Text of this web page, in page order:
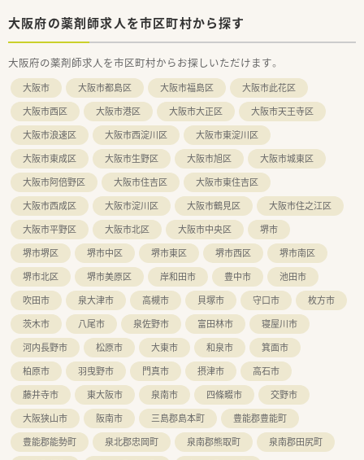
大阪府の薬剤師求人を市区町村から探す
大阪府の薬剤師求人を市区町村からお探しいただけます。
大阪市 大阪市都島区 大阪市福島区
大阪市此花区
大阪市西区
大阪市港区 大阪市大正区
大阪市天王寺区
大阪市浪速区
大阪市西淀川区
大阪市東淀川区
大阪市東成区
大阪市生野区 大阪市旭区
大阪市城東区
大阪市阿倍野区
大阪市住吉区
大阪市東住吉区
大阪市西成区
大阪市淀川区 大阪市鶴見区
大阪市住之江区
大阪市平野区
大阪市北区 大阪市中央区
堺市
堺市堺区
堺市中区 堺市東区 堺市西区
堺市南区
堺市北区
堺市美原区 岸和田市 豊中市
池田市
吹田市
泉大津市 高槻市 貝塚市 守口市
枚方市
茨木市
八尾市 泉佐野市 富田林市
寝屋川市
河内長野市
松原市 大東市 和泉市
箕面市
柏原市
羽曳野市 門真市 摂津市
高石市
藤井寺市
東大阪市 泉南市 四條畷市
交野市
大阪狭山市
阪南市 三島郡島本町
豊能郡豊能町
豊能郡能勢町
泉北郡忠岡町 泉南郡熊取町
泉南郡田尻町